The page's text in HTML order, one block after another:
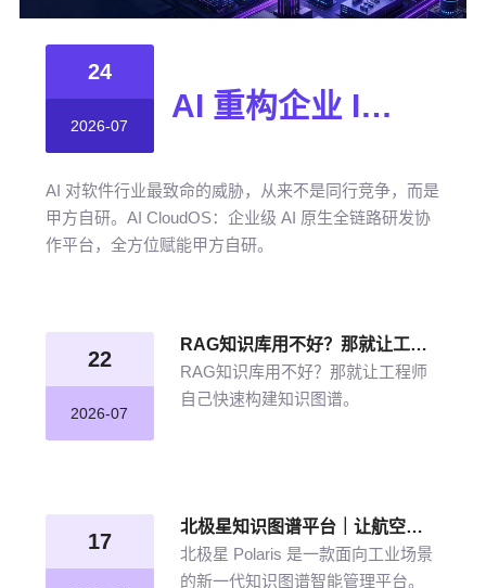
24
2026-07
AI 重构企业 IT 格局，甲方自研时代到来！
AI 对软件行业最致命的威胁，从来不是同行竞争，而是
甲方自研。AI CloudOS：企业级 AI 原生全链路研发协
作平台，全方位赋能甲方自研。
22
2026-07
RAG知识库用不好？那就让工程师自己快速构建知识图谱
RAG知识库用不好？那就让工程师
自己快速构建知识图谱。
17
北极星知识图谱平台｜让航空发动机叶片知识“连”起来
北极星 Polaris 是一款面向工业场景
的新一代知识图谱智能管理平台。